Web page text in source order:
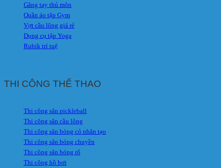
Găng tay thủ môn
Quần áo tập Gym
Vợt cầu lông giá rẻ
Dụng cụ tập Yoga
Rubik trí tuệ
THI CÔNG THỂ THAO
Thi công sân pickleball
Thi công sân cầu lông
Thi công sân bóng cỏ nhân tạo
Thi công sân bóng chuyền
Thi công sân bóng rổ
Thi công hồ bơi